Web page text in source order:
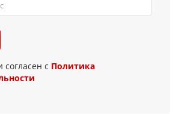
с Политика